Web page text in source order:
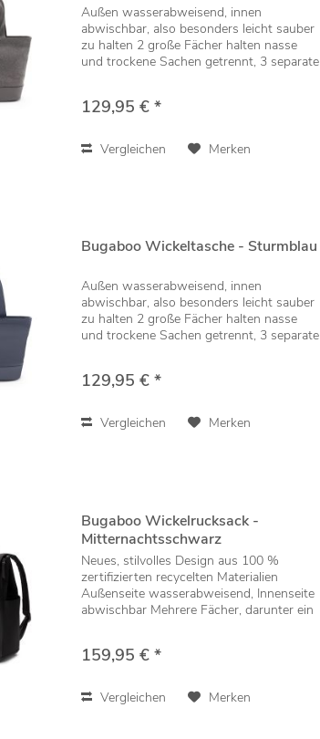
Außen wasserabweisend, innen
abwischbar, also besonders leicht sauber
zu halten 2 große Fächer halten nasse
und trockene Sachen getrennt, 3 separate
Wickelunterlage,...
129,95 € *
Vergleichen Merken
Bugaboo Wickeltasche - Sturmblau
Außen wasserabweisend, innen
abwischbar, also besonders leicht sauber
zu halten 2 große Fächer halten nasse
und trockene Sachen getrennt, 3 separate
Wickelunterlage,...
129,95 € *
Vergleichen Merken
Bugaboo Wickelrucksack -
Mitternachtsschwarz
Neues, stilvolles Design aus 100 %
zertifizierten recycelten Materialien
Außenseite wasserabweisend, Innenseite
abwischbar Mehrere Fächer, darunter ein
Babyutensilien zu...
159,95 € *
Vergleichen Merken